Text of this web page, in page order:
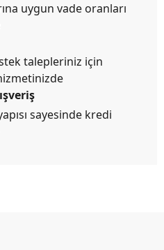
uygun vade oranları
talepleriniz için
sayesinde kredi